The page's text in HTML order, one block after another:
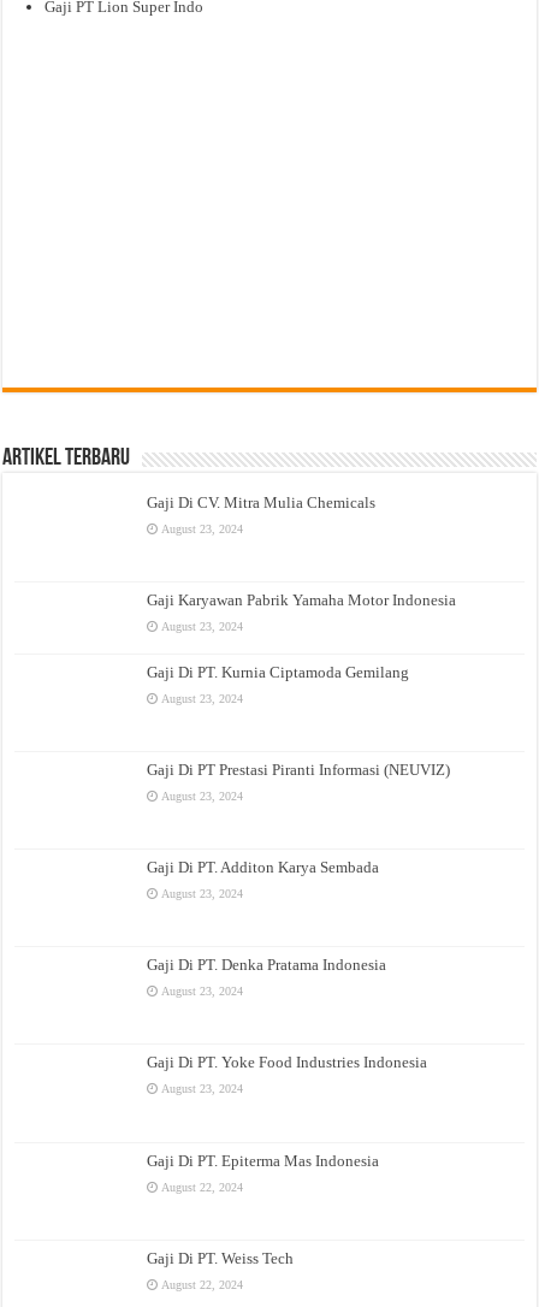
Gaji PT Lion Super Indo
Artikel Terbaru
Gaji Di CV. Mitra Mulia Chemicals
August 23, 2024
Gaji Karyawan Pabrik Yamaha Motor Indonesia
August 23, 2024
Gaji Di PT. Kurnia Ciptamoda Gemilang
August 23, 2024
Gaji Di PT Prestasi Piranti Informasi (NEUVIZ)
August 23, 2024
Gaji Di PT. Additon Karya Sembada
August 23, 2024
Gaji Di PT. Denka Pratama Indonesia
August 23, 2024
Gaji Di PT. Yoke Food Industries Indonesia
August 23, 2024
Gaji Di PT. Epiterma Mas Indonesia
August 22, 2024
Gaji Di PT. Weiss Tech
August 22, 2024